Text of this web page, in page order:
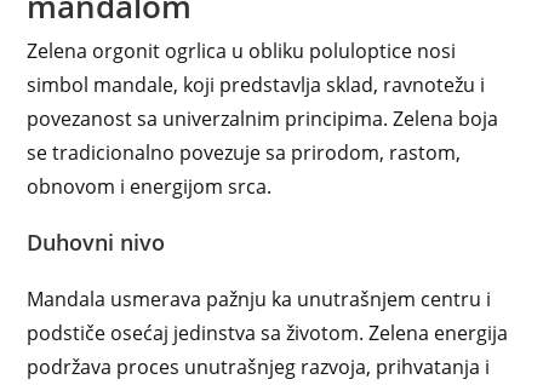
Zelena orgonit ogrlica u obliku poluloptice nosi
simbol mandale, koji predstavlja sklad, ravnotežu i
povezanost sa univerzalnim principima. Zelena boja
se tradicionalno povezuje sa prirodom, rastom,
obnovom i energijom srca.
Duhovni nivo
Mandala usmerava pažnju ka unutrašnjem centru i
podstiče osećaj jedinstva sa životom. Zelena energija
podržava proces unutrašnjeg razvoja, prihvatanja i